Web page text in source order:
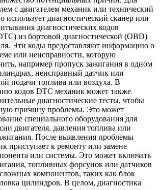
с двигателем механик или технический
использует диагностический сканер или
диагностических кодов
из бортовой диагностической (OBD)
Эти коды предоставляют информацию о
или неисправности, которую
например пропуск зажигания в одном
неисправный датчик или
подачи топлива или воздуха. В
кодов DTC механик может также
диагностические тесты, чтобы
причину проблемы. Это может
специального оборудования для
двигателя, давления топлива или
После выявления проблемы
приступает к ремонту или замене
или системы. Это может включать
топливных форсунок или датчиков
компонентов, таких как блок
цилиндров. В целом, диагностика